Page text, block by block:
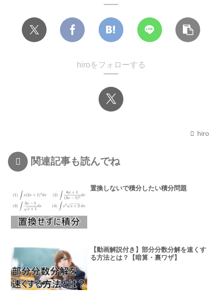
hiroをフォローする
hiro
関連記事も読んでね
置換しないで積分したい積分問題
【動画解説付き】部分分数分解を速くす
る方法とは？【暗算・裏ワザ】